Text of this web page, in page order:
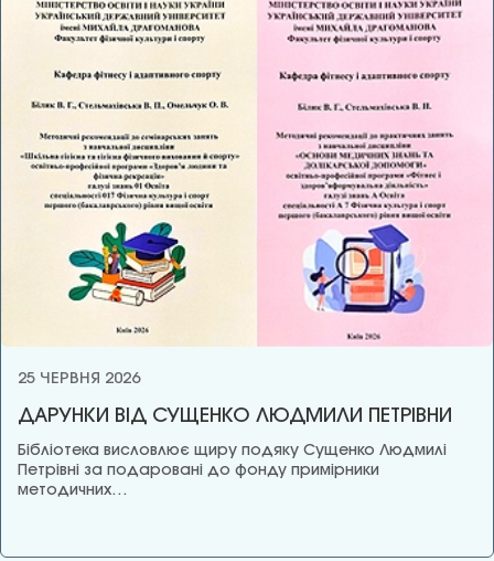
25 ЧЕРВНЯ 2026
ДАРУНКИ ВІД СУЩЕНКО ЛЮДМИЛИ ПЕТРІВНИ
Бібліотека висловлює щиру подяку Сущенко Людмилі
Петрівні за подаровані до фонду примірники
методичних…